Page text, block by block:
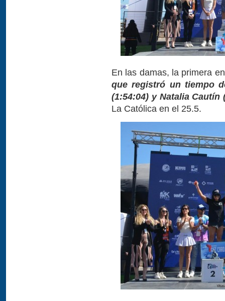
En las damas, la primera
que registró un tiempo
(1:54:04) y Natalia Cautín
La Católica en el 25.5.